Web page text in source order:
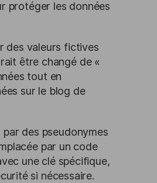
protéger les données
des valeurs fictives
être changé de «
tout en
sur le blog de
des pseudonymes
par un code
une clé spécifique,
si nécessaire.